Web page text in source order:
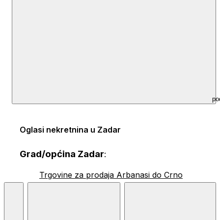
Oglasi nekretnina u Zadar
Grad/općina Zadar:
Trgovine za prodaja Arbanasi do Crno